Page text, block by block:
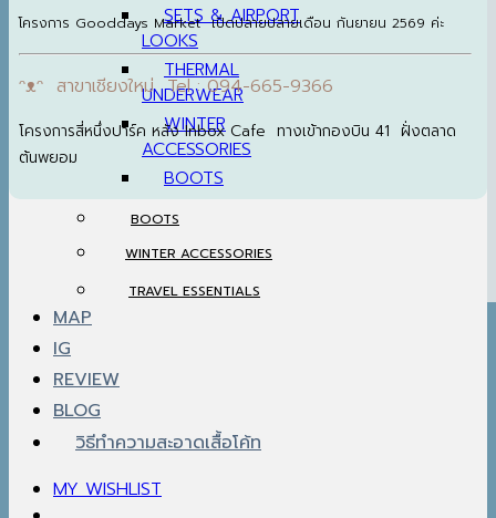
SETS & AIRPORT
LOOKS
THERMAL
UNDERWEAR
WINTER
ACCESSORIES
BOOTS
BOOTS
WINTER ACCESSORIES
TRAVEL ESSENTIALS
MAP
IG
REVIEW
BLOG
วิธีทำความสะอาดเสื้อโค้ท
MY WISHLIST
โครงการ Gooddays Market เปิดปลายปลายเดือน กันยายน 2569 ค่ะ
ᵔᴥᵔ สาขาเชียงใหม่ Tel : 094-665-9366
โครงการสี่หนึ่งปาร์ค หลัง Inbox Cafe ทางเข้ากองบิน 41 ฝั่งตลาด
ต้นพยอม